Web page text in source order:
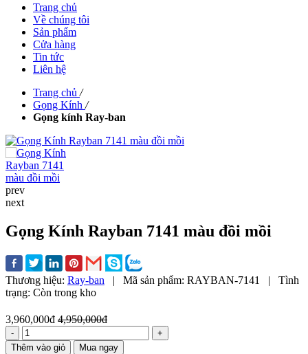
Trang chủ
Về chúng tôi
Sản phẩm
Cửa hàng
Tin tức
Liên hệ
Trang chủ /
Gọng Kính /
Gọng kính Ray-ban
prev
next
Gọng Kính Rayban 7141 màu đồi mồi
Thương hiệu: Ray-ban | Mã sản phẩm: RAYBAN-7141 |
Tình
trạng: Còn trong kho
3,960,000đ 4,950,000đ
-
+
Thêm vào giỏ
Mua ngay